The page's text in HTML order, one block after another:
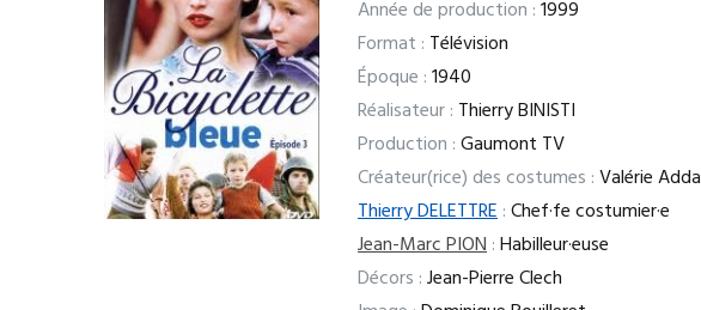
Année de production :1999
Format : Télévision
Époque :1940
Réalisateur : Thierry BINISTI
Production :Gaumont TV
Créateur(rice) des costumes :Valérie Adda
Thierry DELETTRE:Chef·fe costumier·e
Jean-Marc PION:Habilleur·euse
Décors :Jean-Pierre Clech